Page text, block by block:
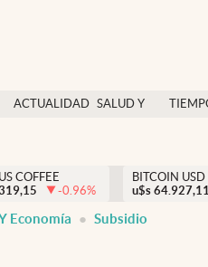
ACTUALIDAD SALUD Y
México
COFFEE
-0.96%
BITCOIN USD
u$s
Economía Subsidio